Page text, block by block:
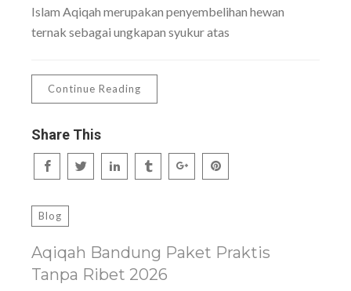
Islam Aqiqah merupakan penyembelihan hewan
ternak sebagai ungkapan syukur atas
Continue Reading
Share This
Blog
Aqiqah Bandung Paket Praktis
Tanpa Ribet 2026